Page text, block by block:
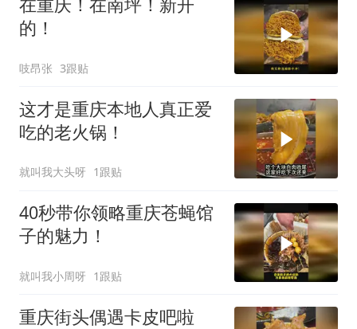
的！
吱昂张 3跟贴
这才是重庆本地人真正爱
吃的老火锅！
就叫我大头呀 1跟贴
40秒带你领略重庆苍蝇馆
子的魅力！
就叫我小周呀 1跟贴
重庆街头偶遇卡皮吧啦